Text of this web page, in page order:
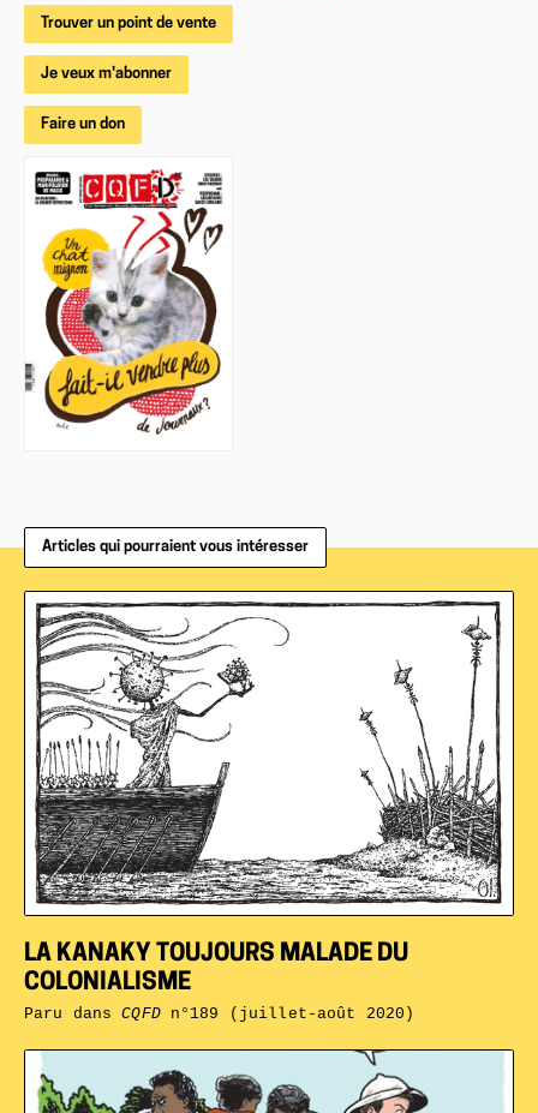
Trouver un point de vente
Je veux m'abonner
Faire un don
Articles qui pourraient vous intéresser
LA KANAKY TOUJOURS MALADE DU
COLONIALISME
Paru dansCQFDn°189 (juillet-août 2020)